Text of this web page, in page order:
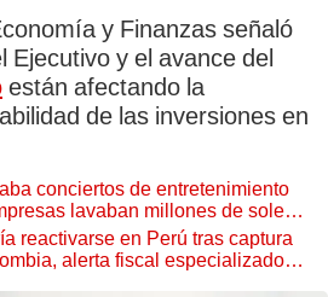
y Finanzas señaló
Ejecutivo y el avance del
están afectando la
de las inversiones en
conciertos de entretenimiento
lavaban millones de soles
reactivarse en Perú tras captura
alerta fiscal especializado